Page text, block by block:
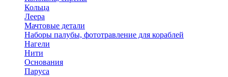
Кольца
Леера
Мачтовые детали
Наборы палубы, фототравление для кораблей
Нагели
Нити
Основания
Паруса